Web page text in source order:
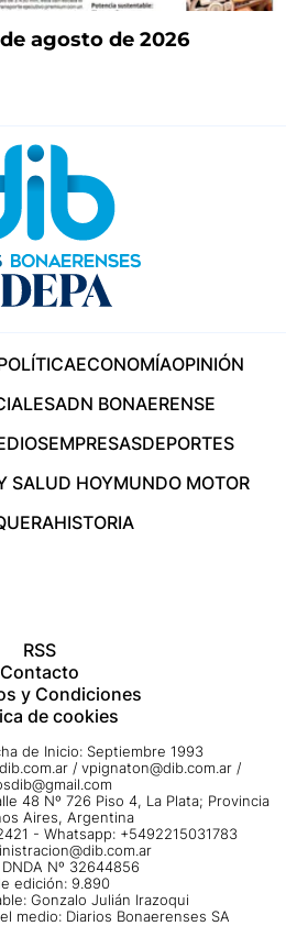
agosto de 2026
ECONOMÍAOPINIÓN
ADN BONAERENSE
EMPRESASDEPORTES
SALUD HOYMUNDO MOTOR
HISTORIA
RSS
Contacto
y Condiciones
de cookies
de Inicio: Septiembre 1993
/ vpignaton@dib.com.ar /
48 Nº 726 Piso 4, La Plata; Provincia
Aires, Argentina
- Whatsapp: +5492215031783
Nº 32644856
edición: 9.890
Gonzalo Julián Irazoqui
medio: Diarios Bonaerenses SA